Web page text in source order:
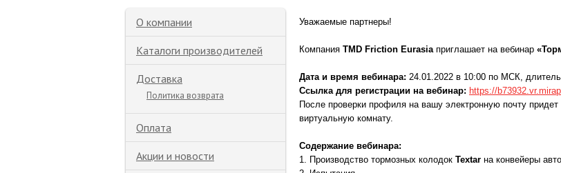
О компании
Каталоги производителей
Доставка
Политика возврата
Оплата
Акции и новости
Уважаемые партнеры!
Компания TMD Friction Eurasiaприглашает на вебинар «
Дата и время вебинара: 24.01.2022 в 10:00 по МСК,
Ссылка для регистрации на вебинар: https://
После проверки профиля на вашу электронную почту
виртуальную комнату.
Содержание вебинара:
1. Производство тормозных колодок Textar на конвейеры